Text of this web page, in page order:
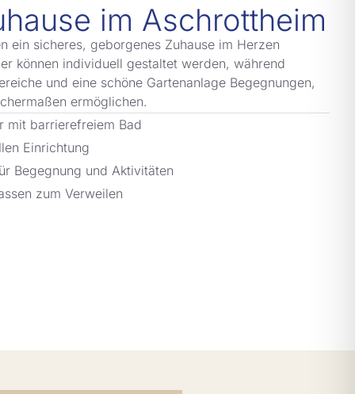
im Aschrottheim
ein sicheres, geborgenes Zuhause im Herzen
können individuell gestaltet werden, während
und eine schöne Gartenanlage Begegnungen,
ermöglichen.
mit barrierefreiem Bad
Einrichtung
Begegnung und Aktivitäten
zum Verweilen